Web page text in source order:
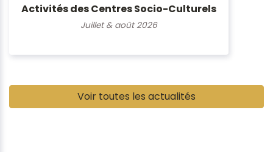
Pause
Activités des Centres Socio-Culturels
Juillet & août 2026
Voir toutes les actualités